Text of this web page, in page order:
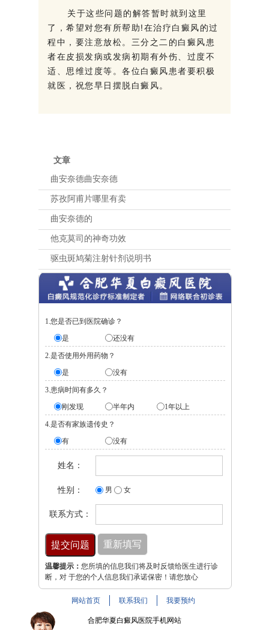
关于这些问题的解答暂时就到这里
了，希望对您有所帮助!在治疗白癜风的过
程中，要注意放松。三分之二的白癜风患
者在皮损发病或发病初期有外伤、过度不
适、思维过度等。各位白癜风患者要积极
就医，祝您早日摆脱白癜风。
文章
曲安奈德曲安奈德
苏孜阿甫片哪里有卖
曲安奈德的
他克莫司的神奇功效
驱虫斑鸠菊注射针剂说明书
1.您是否已到医院确诊？
是
还没有
2.是否使用外用药物？
是
没有
3.患病时间有多久？
刚发现
半年内 1年以上
4.是否有家族遗传史？
有
没有
姓名：
性别： 男 女
联系方式：
温馨提示： 您所填的信息我们将及时反馈给医生进行诊
断，对 于您的个人信息我们承诺保密！请您放心
网站首页 联系我们 我要预约
合肥华夏白癜风医院手机网站